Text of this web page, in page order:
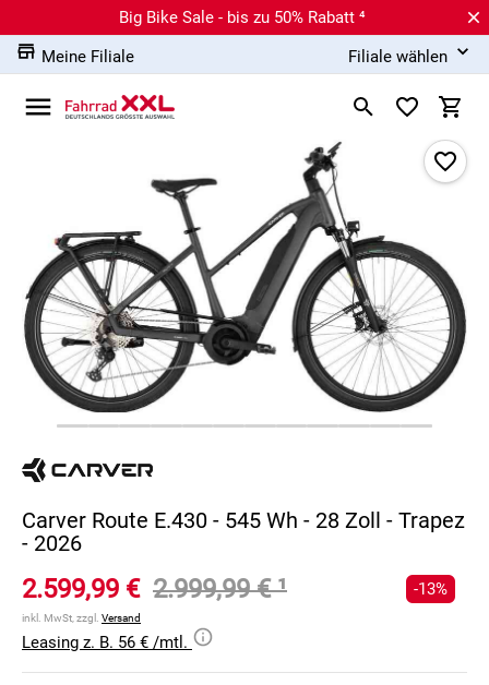
Big Bike Sale - bis zu 50% Rabatt ⁴
Meine Filiale
Filiale wählen
Carver Route E.430 - 545 Wh - 28 Zoll - Trapez
- 2026
2.599,99 € 2.999,99 €¹
inkl. MwSt, zzgl. Versand
-13%
Leasing z. B. 56 € /mtl.